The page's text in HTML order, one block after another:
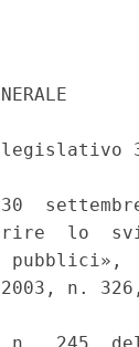
lo
2003, n.